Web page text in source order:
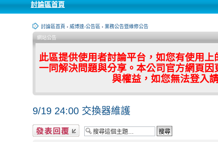
討論區首頁
討論區首頁 ‹ 威博達-公告區 ‹ 業務公告暨維修公告
網站公告
此區提供使用者討論平台，如您有使用
一同解決問題與分享。本公司官方網頁
與權益，如您無法登入
9/19 24:00 交換器維護
發表回覆